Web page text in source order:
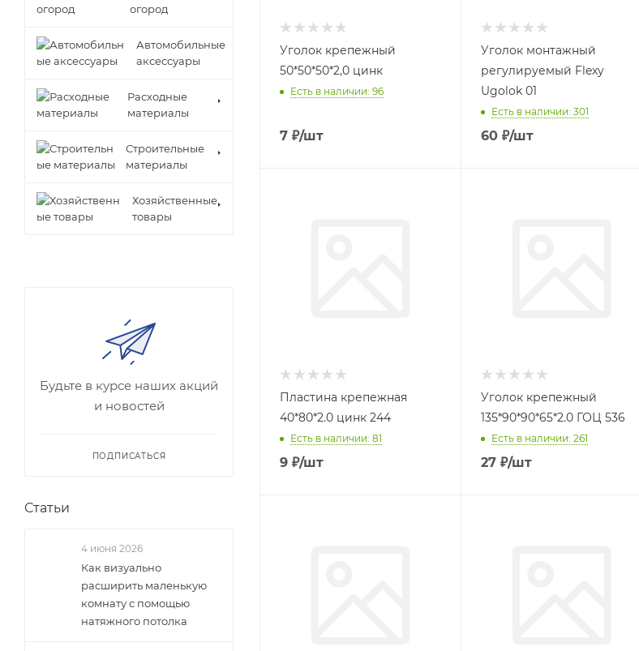
Уголок крепежный
50*50*50*2,0 цинк
Есть в наличии: 96
7 ₽/шт
Уголок монтажный
регулируемый Flexy
Ugolok 01
Есть в наличии: 301
60 ₽/шт
Пластина крепежная
40*80*2.0 цинк 244
Есть в наличии: 81
9 ₽/шт
Уголок крепежный
135*90*90*65*2.0 ГОЦ 536
Есть в наличии: 261
27 ₽/шт
огород
Автомобильные
аксессуары
Расходные
материалы
Строительные
материалы
Хозяйственные
товары
Будьте в курсе наших акций
и новостей
ПОДПИСАТЬСЯ
Статьи
4 июня 2026
Как визуально
расширить маленькую
комнату с помощью
натяжного потолка